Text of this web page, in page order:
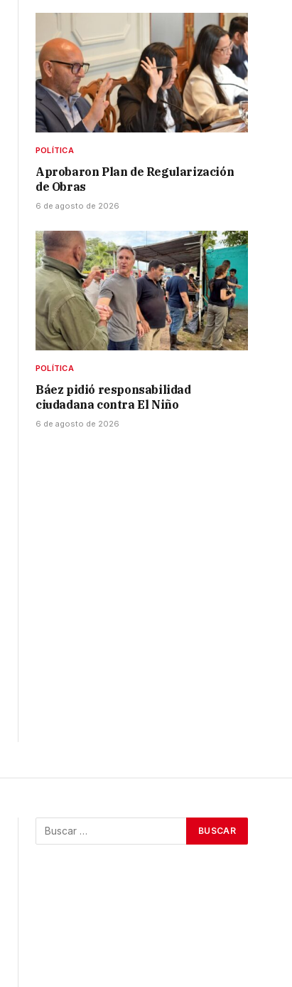
POLÍTICA
Aprobaron Plan de Regularización
de Obras
6 de agosto de 2026
POLÍTICA
Báez pidió responsabilidad
ciudadana contra El Niño
6 de agosto de 2026